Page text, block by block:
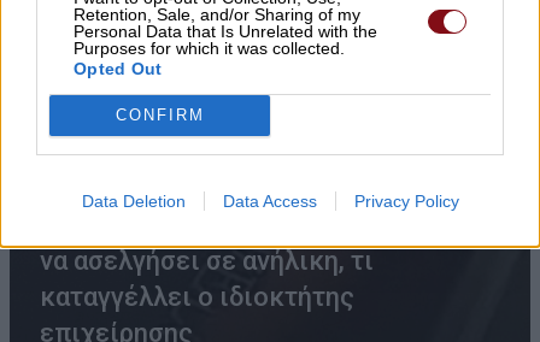
Retention, Sale, and/or Sharing of my
Personal Data that Is Unrelated with the
Purposes for which it was collected.
Opted Out
CONFIRM
Data Deletion Data Access Privacy Policy
«Πόσα θέλεις για το κορίτσι;»:
να ασελγήσει σε ανήλικη, τι
καταγγέλλει ο ιδιοκτήτης
επιχείρησης